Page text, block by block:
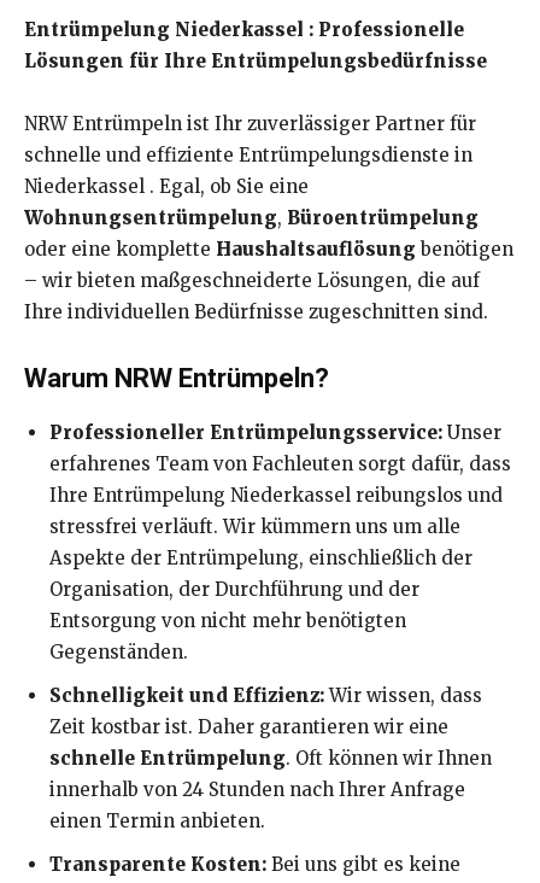
Entrümpelung Niederkassel : Professionelle
Lösungen für Ihre Entrümpelungsbedürfnisse
NRW Entrümpeln ist Ihr zuverlässiger Partner für
schnelle und effiziente Entrümpelungsdienste in
Niederkassel . Egal, ob Sie eine
Wohnungsentrümpelung, Büroentrümpelung
oder eine komplette Haushaltsauflösung benötigen
– wir bieten maßgeschneiderte Lösungen, die auf
Ihre individuellen Bedürfnisse zugeschnitten sind.
Warum NRW Entrümpeln?
Professioneller Entrümpelungsservice: Unser
erfahrenes Team von Fachleuten sorgt dafür, dass
Ihre Entrümpelung Niederkassel reibungslos und
stressfrei verläuft. Wir kümmern uns um alle
Aspekte der Entrümpelung, einschließlich der
Organisation, der Durchführung und der
Entsorgung von nicht mehr benötigten
Gegenständen.
Schnelligkeit und Effizienz:Wir wissen, dass
Zeit kostbar ist. Daher garantieren wir eine
schnelle Entrümpelung. Oft können wir Ihnen
innerhalb von 24 Stunden nach Ihrer Anfrage
einen Termin anbieten.
Transparente Kosten: Bei uns gibt es keine